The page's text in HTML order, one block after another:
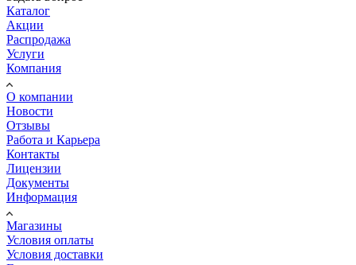
Каталог
Акции
Распродажа
Услуги
Компания
О компании
Новости
Отзывы
Работа и Карьера
Контакты
Лицензии
Документы
Информация
Магазины
Условия оплаты
Условия доставки